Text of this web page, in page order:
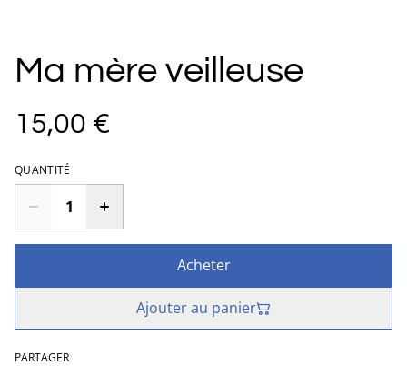
Ma mère veilleuse
15,00 €
QUANTITÉ
Acheter
Ajouter au panier
PARTAGER